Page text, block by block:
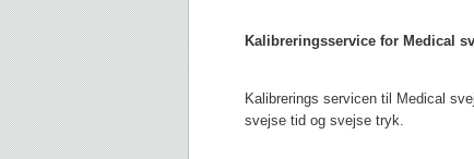
Kalibreringsservice for Medical
Kalibrerings servicen til Medical
svejse tid og svejse tryk.